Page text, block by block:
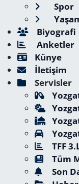
Spor
Biyografi
Anketler
Künye
İletişim
Servisler
TFF
Tüm
Son